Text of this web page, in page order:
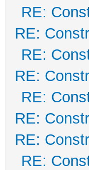
RE:
RE:
RE:
RE:
RE:
RE:
RE:
RE: